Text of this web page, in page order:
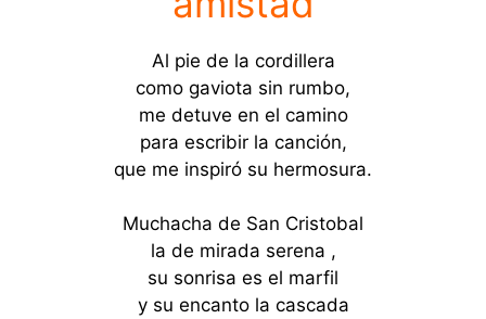
Al pie de la cordillera
como gaviota sin rumbo,
me detuve en el camino
para escribir la canción,
que me inspiró su hermosura.
Muchacha de San Cristobal
la de mirada serena ,
su sonrisa es el marfil
y su encanto la cascada